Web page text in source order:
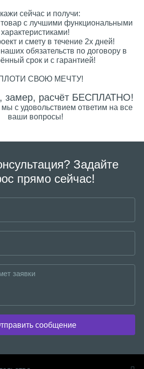
сейчас и получи:
с лучшими функциональными
характеристиками!
и смету в течение 2х дней!
обязательств по договору в
срок и с гарантией!
СВОЮ МЕЧТУ!
замер, расчёт БЕСПЛАТНО!
с удовольствием ответим на все
ваши вопросы!
Задайте
прямо сейчас!
сообщение